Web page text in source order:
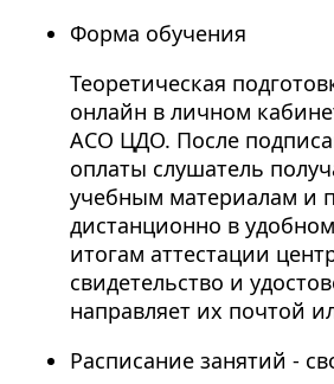
Форма обучения
Теоретическая
онлайн в личном
АСО ЦДО. После
оплаты слушатель
учебным материалам и
дистанционно в
итогам аттестации
свидетельство и
направляет их почтой
Расписание занятий -